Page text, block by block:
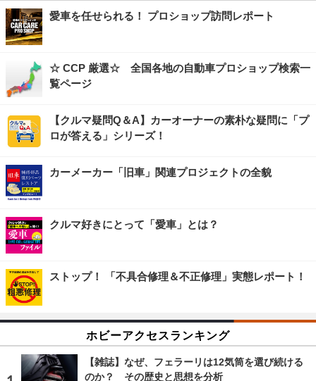
愛車を任せられる！ プロショップ訪問レポート
☆ CCP 厳選☆ 全国各地の自動車プロショップ検索一
覧ページ
【クルマ疑問Q＆A】カーオーナーの素朴な疑問に「プ
ロが答える」シリーズ！
カーメーカー「旧車」関連プロジェクトの全貌
クルマ好きにとって「愛車」とは？
ストップ！ 「不具合修理＆不正修理」実態レポート！
ホビーアクセスランキング
【雑誌】なぜ、フェラーリは12気筒を選び続ける
のか？ その歴史と思想を分析